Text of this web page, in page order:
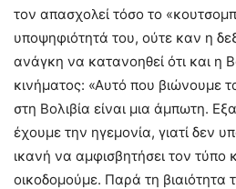
τον απασχολεί τόσο το
υποψηφιότητά του, ούτε καν η
ανάγκη να κατανοηθεί ότι και η
κινήματος: «Αυτό που βιώνουμε
στη Βολιβία είναι μια άμπωτη.
έχουμε την ηγεμονία, γιατί δεν
ικανή να αμφισβητήσει τον τύπο
οικοδομούμε. Παρά τη βιαιότητα